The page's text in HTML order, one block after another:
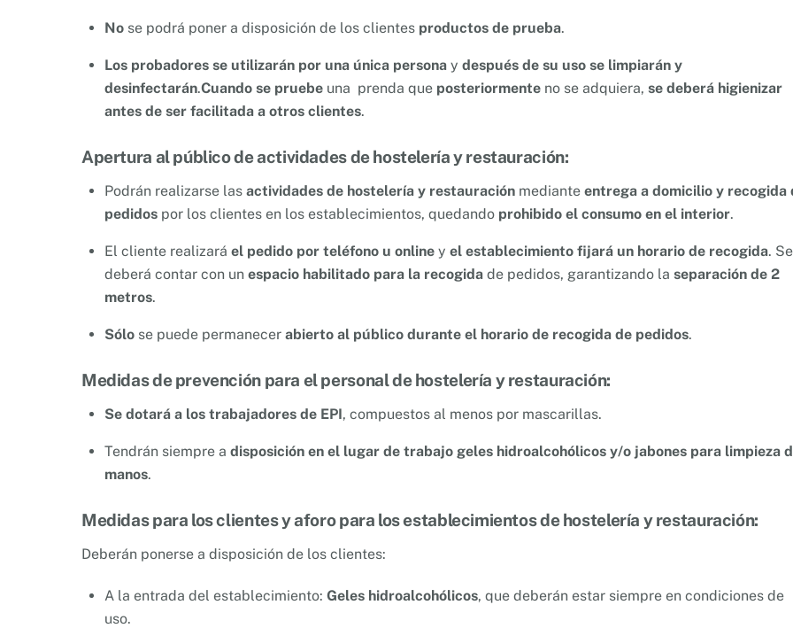
Nose podrá poner a disposición de los clientes productos de prueba.
Los probadores se utilizarán por una única personay después de su uso se limpiarán y
desinfectarán.Cuando se pruebeuna prenda que posteriormenteno se adquiera, se deberá higienizar
antes de ser facilitada a otros clientes.
Apertura al público de actividades de hostelería y restauración:
Podrán realizarse las actividades de hostelería y restauraciónmediante entrega a domicilio y recogida
pedidospor los clientes en los establecimientos, quedando prohibido el consumo en el interior.
El cliente realizará el pedido por teléfono u onliney el establecimiento fijará un horario de recogida. Se
deberá contar con un espacio habilitado para la recogidade pedidos, garantizando la separación de 2
metros.
Sólose puede permanecer abierto al público durante el horario de recogida de pedidos.
Medidas de prevención para el personal de hostelería y restauración:
Se dotará a los trabajadores de EPI, compuestos al menos por mascarillas.
Tendrán siempre a disposición en el lugar de trabajo geles hidroalcohólicos y/o jabones para limpieza
manos.
Medidas para los clientes y aforo para los establecimientos de hostelería y restauración:
Deberán ponerse a disposición de los clientes:
A la entrada del establecimiento: Geles hidroalcohólicos, que deberán estar siempre en condiciones de
uso.